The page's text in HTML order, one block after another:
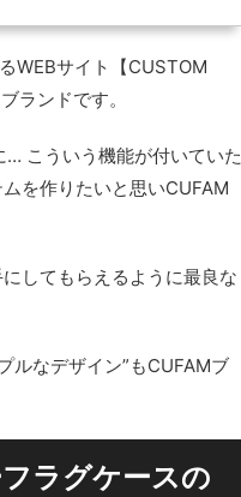
WEBサイト【CUSTOM
ランドです。
こういう機能が付いていた
を作りたいと思いCUFAM
してもらえるように最良な
ルなデザイン”もCUFAMブ
ラグケースの